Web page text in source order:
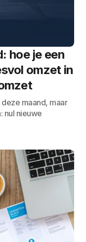
hoe je een
omzet in
maand, maar
nul nieuwe